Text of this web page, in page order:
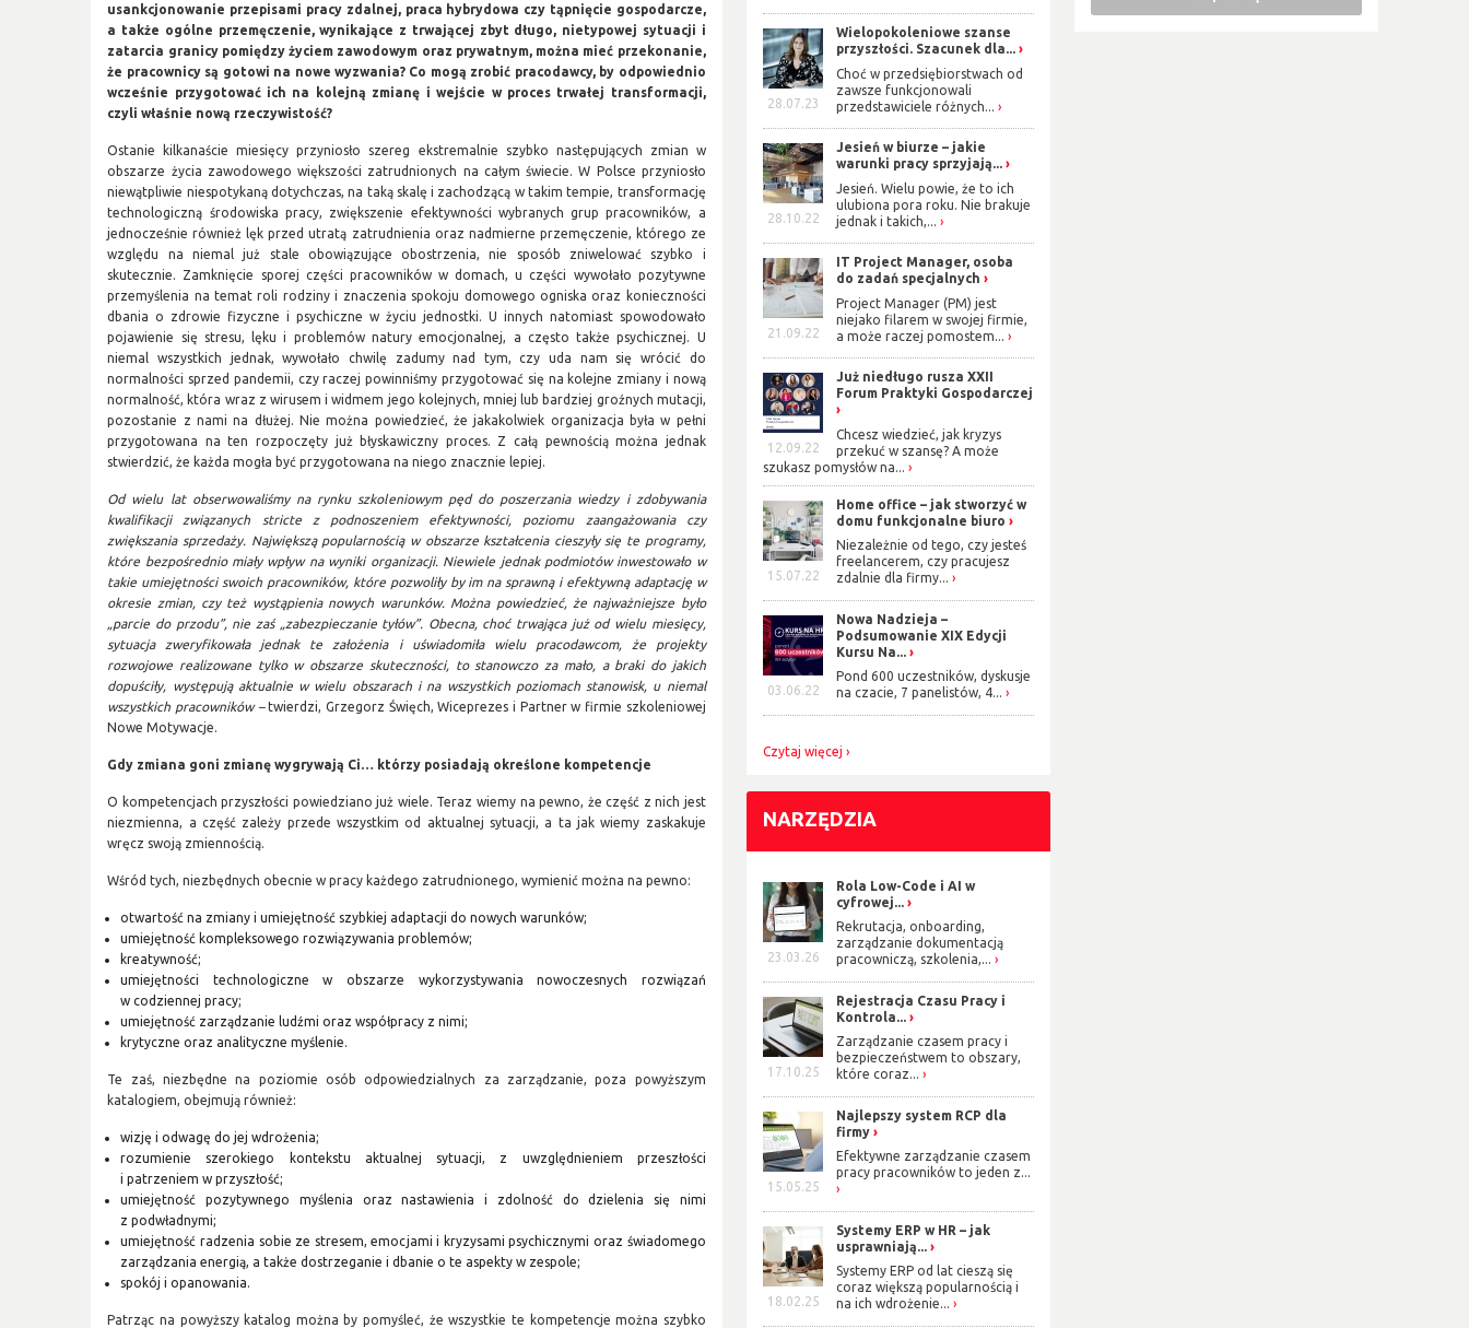
usankcjonowanie przepisami pracy zdalnej, praca hybrydowa czy tąpnięcie gospodarcze,
a także ogólne przemęczenie, wynikające z trwającej zbyt długo, nietypowej sytuacji i
zatarcia granicy pomiędzy życiem zawodowym oraz prywatnym, można mieć przekonanie,
że pracownicy są gotowi na nowe wyzwania? Co mogą zrobić pracodawcy, by odpowiednio
wcześnie przygotować ich na kolejną zmianę i wejście w proces trwałej transformacji,
czyli właśnie nową rzeczywistość?
Ostanie kilkanaście miesięcy przyniosło szereg ekstremalnie szybko następujących zmian w
obszarze życia zawodowego większości zatrudnionych na całym świecie. W Polsce przyniosło
niewątpliwie niespotykaną dotychczas, na taką skalę i zachodzącą w takim tempie, transformację
technologiczną środowiska pracy, zwiększenie efektywności wybranych grup pracowników, a
jednocześnie również lęk przed utratą zatrudnienia oraz nadmierne przemęczenie, którego ze
względu na niemal już stale obowiązujące obostrzenia, nie sposób zniwelować szybko i
skutecznie. Zamknięcie sporej części pracowników w domach, u części wywołało pozytywne
przemyślenia na temat roli rodziny i znaczenia spokoju domowego ogniska oraz konieczności
dbania o zdrowie fizyczne i psychiczne w życiu jednostki. U innych natomiast spowodowało
pojawienie się stresu, lęku i problemów natury emocjonalnej, a często także psychicznej. U
niemal wszystkich jednak, wywołało chwilę zadumy nad tym, czy uda nam się wrócić do
normalności sprzed pandemii, czy raczej powinniśmy przygotować się na kolejne zmiany i nową
normalność, która wraz z wirusem i widmem jego kolejnych, mniej lub bardziej groźnych mutacji,
pozostanie z nami na dłużej. Nie można powiedzieć, że jakakolwiek organizacja była w pełni
przygotowana na ten rozpoczęty już błyskawiczny proces. Z całą pewnością można jednak
stwierdzić, że każda mogła być przygotowana na niego znacznie lepiej.
Od wielu lat obserwowaliśmy na rynku szkoleniowym pęd do poszerzania wiedzy i zdobywania
kwalifikacji związanych stricte z podnoszeniem efektywności, poziomu zaangażowania czy
zwiększania sprzedaży. Największą popularnością w obszarze kształcenia cieszyły się te programy,
które bezpośrednio miały wpływ na wyniki organizacji. Niewiele jednak podmiotów inwestowało w
takie umiejętności swoich pracowników, które pozwoliły by im na sprawną i efektywną adaptację w
okresie zmian, czy też wystąpienia nowych warunków. Można powiedzieć, że najważniejsze było
„parcie do przodu”, nie zaś „zabezpieczanie tyłów”. Obecna, choć trwająca już od wielu miesięcy,
sytuacja zweryfikowała jednak te założenia i uświadomiła wielu pracodawcom, że projekty
rozwojowe realizowane tylko w obszarze skuteczności, to stanowczo za mało, a braki do jakich
dopuściły, występują aktualnie w wielu obszarach i na wszystkich poziomach stanowisk, u niemal
wszystkich pracowników –twierdzi, Grzegorz Święch, Wiceprezes i Partner w firmie szkoleniowej
Nowe Motywacje.
Gdy zmiana goni zmianę wygrywają Ci… którzy posiadają określone kompetencje
O kompetencjach przyszłości powiedziano już wiele. Teraz wiemy na pewno, że część z nich jest
niezmienna, a część zależy przede wszystkim od aktualnej sytuacji, a ta jak wiemy zaskakuje
wręcz swoją zmiennością.
Wśród tych, niezbędnych obecnie w pracy każdego zatrudnionego, wymienić można na pewno:
otwartość na zmiany i umiejętność szybkiej adaptacji do nowych warunków;
umiejętność kompleksowego rozwiązywania problemów;
kreatywność;
umiejętności technologiczne w obszarze wykorzystywania nowoczesnych rozwiązań
w codziennej pracy;
umiejętność zarządzanie ludźmi oraz współpracy z nimi;
krytyczne oraz analityczne myślenie.
Te zaś, niezbędne na poziomie osób odpowiedzialnych za zarządzanie, poza powyższym
katalogiem, obejmują również:
wizję i odwagę do jej wdrożenia;
rozumienie szerokiego kontekstu aktualnej sytuacji, z uwzględnieniem przeszłości
i patrzeniem w przyszłość;
umiejętność pozytywnego myślenia oraz nastawienia i zdolność do dzielenia się nimi
z podwładnymi;
umiejętność radzenia sobie ze stresem, emocjami i kryzysami psychicznymi oraz świadomego
zarządzania energią, a także dostrzeganie i dbanie o te aspekty w zespole;
spokój i opanowania.
Patrząc na powyższy katalog można by pomyśleć, że wszystkie te kompetencje można szybko
28.07.23
Wielopokoleniowe szanse
przyszłości. Szacunek dla...
Choć w przedsiębiorstwach od
zawsze funkcjonowali
przedstawiciele różnych...
28.10.22
Jesień w biurze – jakie
warunki pracy sprzyjają...
Jesień. Wielu powie, że to ich
ulubiona pora roku. Nie brakuje
jednak i takich,...
21.09.22
IT Project Manager, osoba
do zadań specjalnych
Project Manager (PM) jest
niejako filarem w swojej firmie,
a może raczej pomostem...
12.09.22
Już niedługo rusza XXII
Forum Praktyki Gospodarczej
Chcesz wiedzieć, jak kryzys
przekuć w szansę? A może
szukasz pomysłów na...
15.07.22
Home office – jak stworzyć w
domu funkcjonalne biuro
Niezależnie od tego, czy jesteś
freelancerem, czy pracujesz
zdalnie dla firmy...
03.06.22
Nowa Nadzieja –
Podsumowanie XIX Edycji
Kursu Na...
Pond 600 uczestników, dyskusje
na czacie, 7 panelistów, 4...
Czytaj więcej
NARZĘDZIA
23.03.26
Rola Low-Code i AI w
cyfrowej...
Rekrutacja, onboarding,
zarządzanie dokumentacją
pracowniczą, szkolenia,...
17.10.25
Rejestracja Czasu Pracy i
Kontrola...
Zarządzanie czasem pracy i
bezpieczeństwem to obszary,
które coraz...
15.05.25
Najlepszy system RCP dla
firmy
Efektywne zarządzanie czasem
pracy pracowników to jeden z...
18.02.25
Systemy ERP w HR – jak
usprawniają...
Systemy ERP od lat cieszą się
coraz większą popularnością i
na ich wdrożenie...